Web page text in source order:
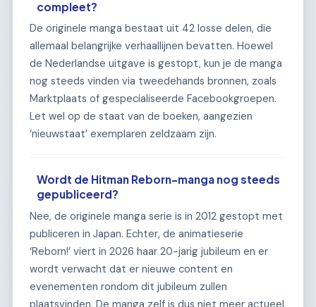
compleet?
De originele manga bestaat uit 42 losse delen, die
allemaal belangrijke verhaallijnen bevatten. Hoewel
de Nederlandse uitgave is gestopt, kun je de manga
nog steeds vinden via tweedehands bronnen, zoals
Marktplaats of gespecialiseerde Facebookgroepen.
Let wel op de staat van de boeken, aangezien
‘nieuwstaat’ exemplaren zeldzaam zijn.
Wordt de Hitman Reborn-manga nog steeds
gepubliceerd?
Nee, de originele manga serie is in 2012 gestopt met
publiceren in Japan. Echter, de animatieserie
‘Reborn!’ viert in 2026 haar 20-jarig jubileum en er
wordt verwacht dat er nieuwe content en
evenementen rondom dit jubileum zullen